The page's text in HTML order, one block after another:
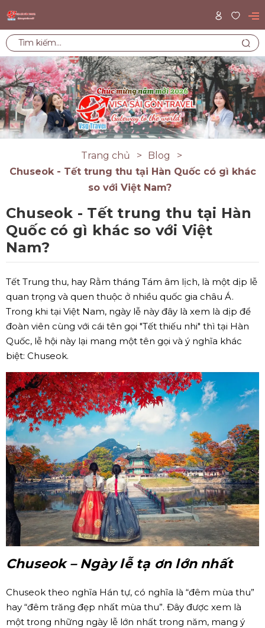
Trang chủ
Blog
Chuseok - Tết trung thu tại Hàn Quốc có gì khác
so với Việt Nam?
Chuseok - Tết trung thu tại Hàn
Quốc có gì khác so với Việt
Nam?
Tết Trung thu, hay Rằm tháng Tám âm lịch, là một dịp lễ
quan trọng và quen thuộc ở nhiều quốc gia châu Á.
Trong khi tại Việt Nam, ngày lễ này đây là xem là dịp để
đoàn viên cùng với cái tên gọi "Tết thiếu nhi" thì tại Hàn
Quốc, lễ hội này lại mang một tên gọi và ý nghĩa khác
biệt: Chuseok.
Chuseok – Ngày lễ tạ ơn lớn nhất
Chuseok theo nghĩa Hán tự, có nghĩa là “đêm mùa thu”
hay “đêm trăng đẹp nhất mùa thu”. Đây được xem là
một trong những ngày lễ lớn nhất trong năm, mang ý